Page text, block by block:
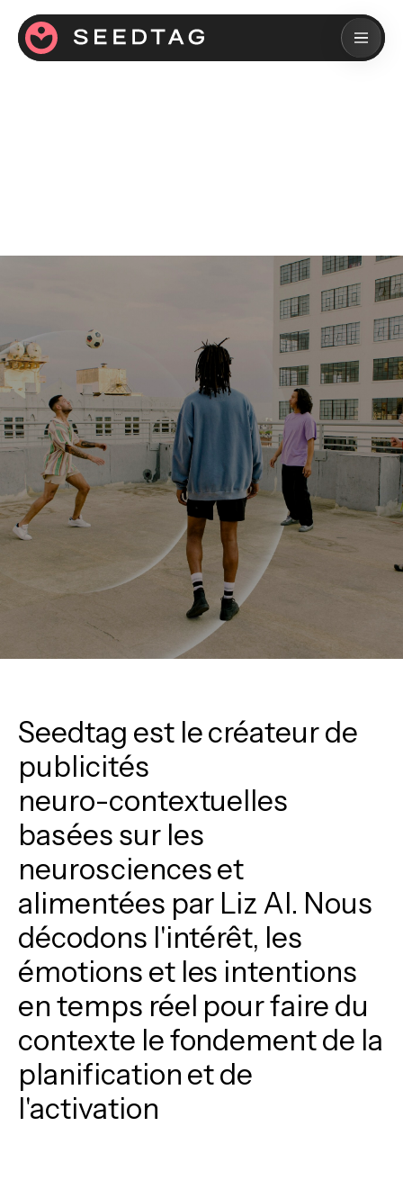
Redonner à la publicité un
aspect humain
Seedtag est lecréateurde
publicités
neuro-contextuelles
basées sur les
neuroscienceset
alimentées par Liz AI. Nous
décodons l'intérêt, les
émotions et les intentions
en temps réel pourfaire du
contexte lefondementde la
planification etde
l'activation